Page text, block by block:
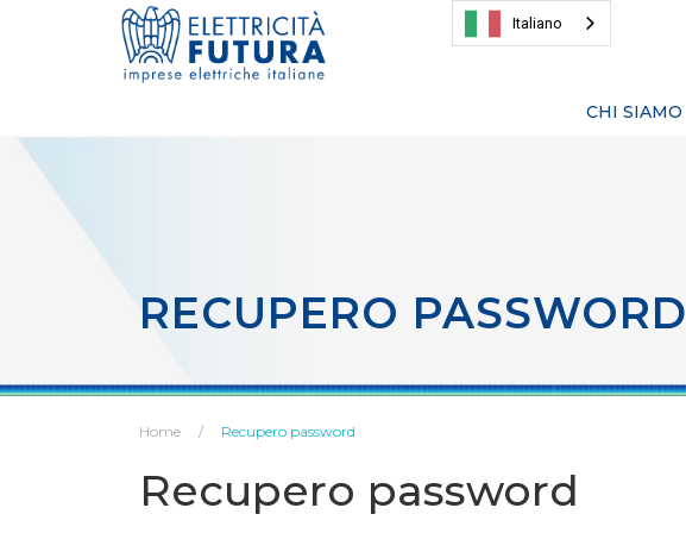
Italiano
CHI SIAMO
RECUPERO PASSWORD
Home Recupero password
Recupero password